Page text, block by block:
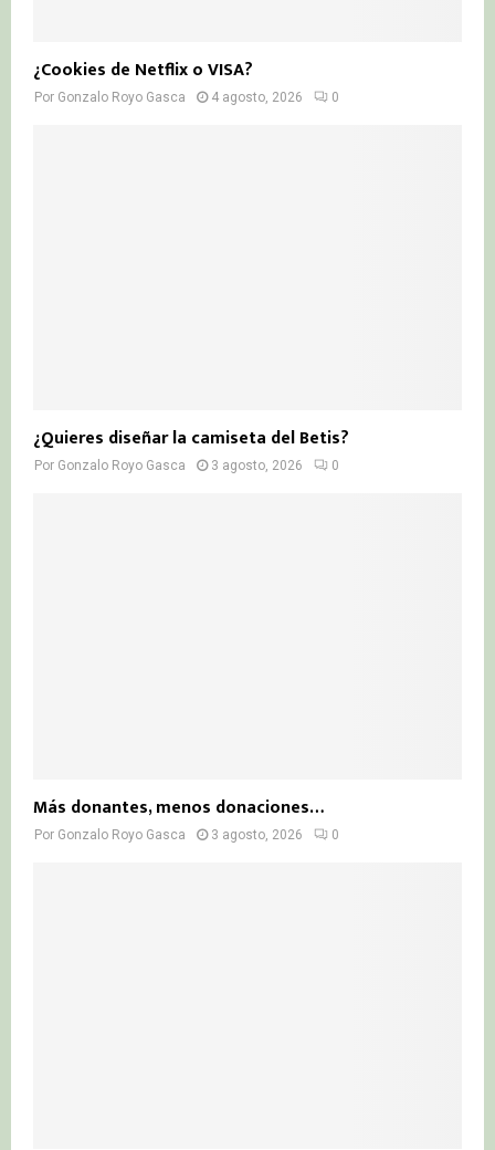
¿Cookies de Netflix o VISA?
Por Gonzalo Royo Gasca 4 agosto, 2026 0
¿Quieres diseñar la camiseta del Betis?
Por Gonzalo Royo Gasca 3 agosto, 2026 0
Más donantes, menos donaciones…
Por Gonzalo Royo Gasca 3 agosto, 2026 0